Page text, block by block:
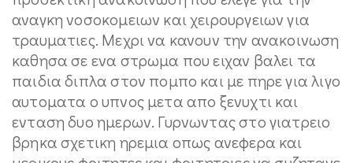
αναγκη νοσοκομειων και χειρουργειων για
τραυματιες. Μεχρι να κανουν την ανακοινωση
καθησα σε ενα στρωμα που ειχαν βαλει τα
παιδια διπλα στον πομπο και με πηρε για λιγο
αυτοματα ο υπνος μετα απο ξενυχτι και
ενταση δυο ημερων. Γυρνωντας στο γιατρειο
βρηκα σχετικη ηρεμια οπως ανεφερα και